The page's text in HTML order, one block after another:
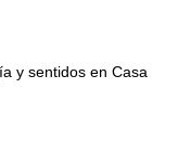
y sentidos en Casa